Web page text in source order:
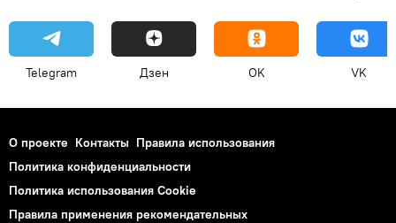
Telegram Дзен OK VK
О проекте Контакты Правила использования
Политика конфиденциальности
Политика использования Cookie
Правила применения рекомендательных